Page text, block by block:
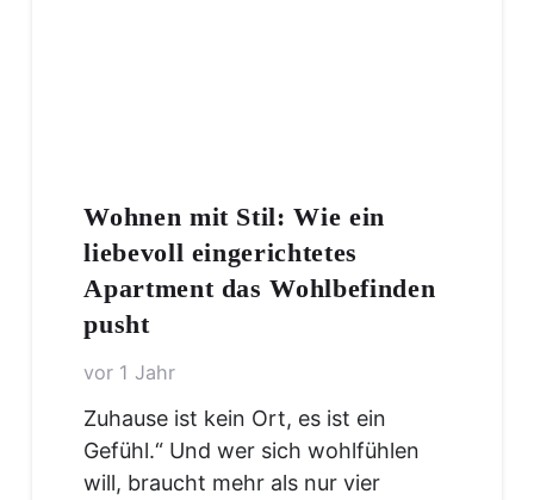
Wohnen mit Stil: Wie ein
liebevoll eingerichtetes
Apartment das Wohlbefinden
pusht
vor 1 Jahr
Zuhause ist kein Ort, es ist ein
Gefühl.“ Und wer sich wohlfühlen
will, braucht mehr als nur vier